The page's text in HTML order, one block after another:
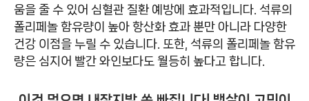
움을 줄 수 있어 심혈관 질환 예방에 효과적입니다. 석류의
폴리페놀 함유량이 높아 항산화 효과 뿐만 아니라 다양한
건강 이점을 누릴 수 있습니다. 또한, 석류의 폴리페놀 함유
량은 심지어 빨간 와인보다도 월등히 높다고 합니다.